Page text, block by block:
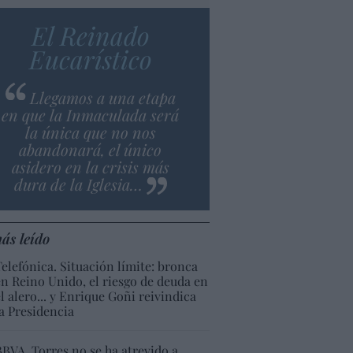
El Reinado
Eucarístico
Llegamos a una etapa
en que la Inmaculada será
la única que no nos
abandonará, el único
asidero en la crisis más
dura de la Iglesia…
leído
Situación límite: bronca
Reino Unido, el riesgo de deuda en
alero... y Enrique Goñi reivindica
Presidencia